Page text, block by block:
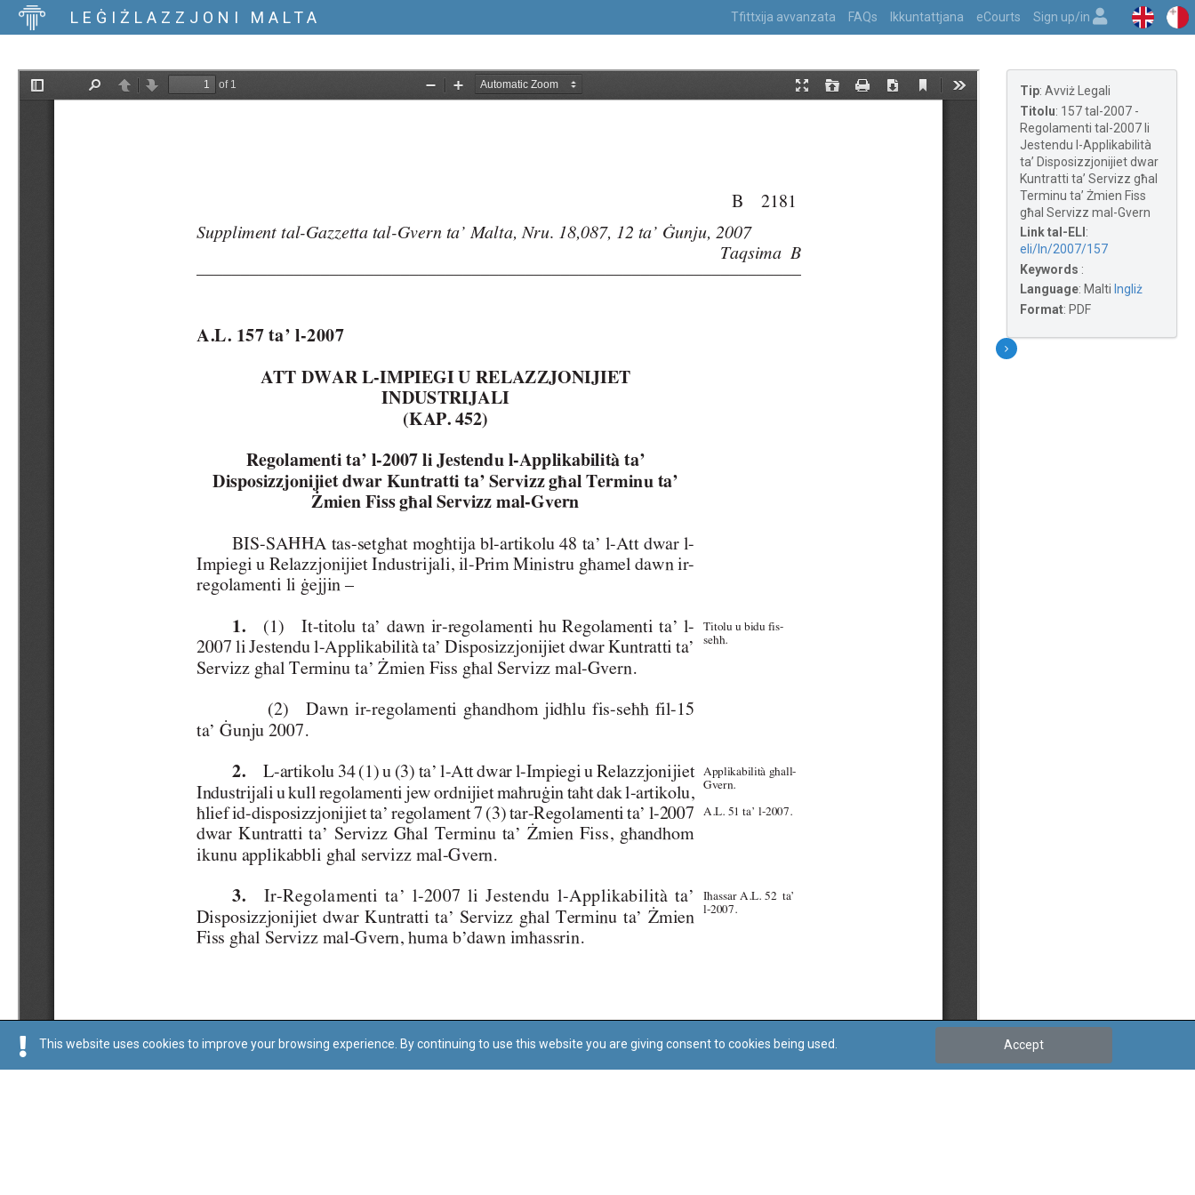
LEĠIŻLAZZJONI MALTA Tfittxija avvanzata FAQs Ikkuntattjana eCourts Sign up/in
Tip: Avviż Legali
Titolu: 157 tal-2007 -
Regolamenti tal-2007 li
Jestendu l-Applikabilità
ta’ Disposizzjonijiet dwar
Kuntratti ta’ Servizz għal
Terminu ta’ Żmien Fiss
għal Servizz mal-Gvern
Link tal-ELI :
eli/ln/2007/157
Keywords :
Language: Malti Ingliż
Format: PDF
This website uses cookies to improve your browsing experience. By continuing to use this website you are giving consent to cookies being used. Accept
Regoli tal-Privatezza Cookie Policy Accessibility Statement